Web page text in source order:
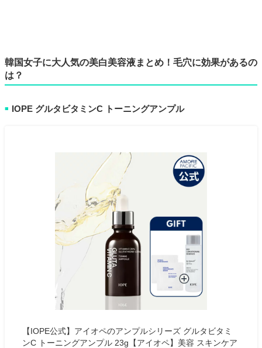
韓国女子に大人気の美白美容液まとめ！毛穴に効果があるの
は？
■ IOPE グルタビタミンC トーニングアンプル
【IOPE公式】アイオペのアンプルシリーズ グルタビタミ
ンC トーニングアンプル 23g【アイオペ】美容 スキンケア